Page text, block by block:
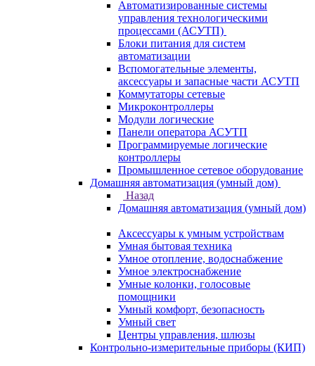
Автоматизированные системы
управления технологическими
процессами (АСУТП)
Блоки питания для систем
автоматизации
Вспомогательные элементы,
аксессуары и запасные части АСУТП
Коммутаторы сетевые
Микроконтроллеры
Модули логические
Панели оператора АСУТП
Программируемые логические
контроллеры
Промышленное сетевое оборудование
Домашняя автоматизация (умный дом)
Назад
Домашняя автоматизация (умный дом)
Аксессуары к умным устройствам
Умная бытовая техника
Умное отопление, водоснабжение
Умное электроснабжение
Умные колонки, голосовые
помощники
Умный комфорт, безопасность
Умный свет
Центры управления, шлюзы
Контрольно-измерительные приборы (КИП)